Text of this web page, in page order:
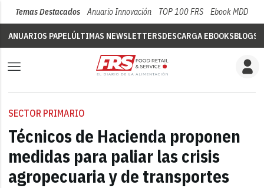
Temas Destacados Anuario Innovación TOP 100 FRS Ebook MDD
ANUARIOS PAPELÚLTIMAS NEWSLETTERSDESCARGA EBOOKSBLOGS
SECTOR PRIMARIO
Técnicos de Hacienda proponen
medidas para paliar las crisis
agropecuaria y de transportes